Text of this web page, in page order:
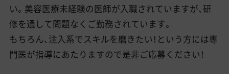
い。美容医療未経験の医師が入職されていますが、研
修を通して問題なくご勤務されています。
もちろん、注入系でスキルを磨きたい！という方には専
門医が指導にあたりますので是非ご応募ください！